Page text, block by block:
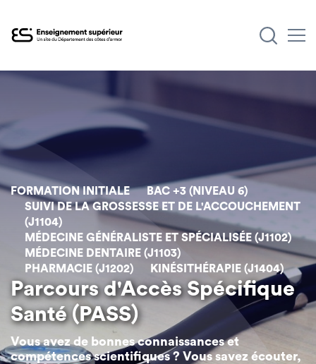
Aller
principal
FORMATION INITIALE
BAC +3 (NIVEAU 6)
SUIVI DE LA GROSSESSE ET DE L'ACCOUCHEMENT
(J1104)
MÉDECINE GÉNÉRALISTE ET SPÉCIALISÉE (J1102)
MÉDECINE DENTAIRE (J1103)
PHARMACIE (J1202)
KINÉSITHÉRAPIE (J1404)
Parcours d'Accès Spécifique
Santé (PASS)
Vous avez de bonnes connaissances et
compétences scientifiques ? Vous savez écouter,